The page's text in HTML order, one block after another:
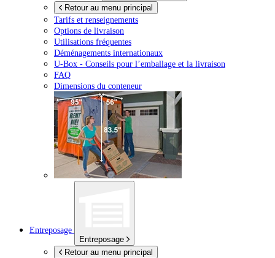
Retour au menu principal
Tarifs et renseignements
Options de livraison
Utilisations fréquentes
Déménagements internationaux
U-Box - Conseils pour l’emballage et la livraison
FAQ
Dimensions du conteneur
Entreposage
Entreposage
Retour au menu principal